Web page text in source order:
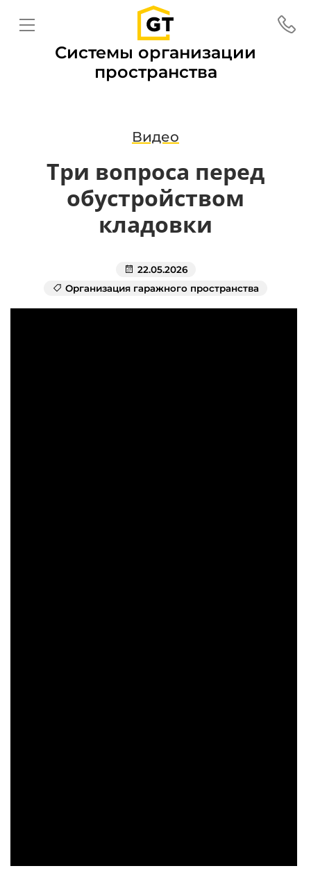
Системы организации
пространства
Видео
Три вопроса перед
обустройством
кладовки
22.05.2026
Организация гаражного пространства